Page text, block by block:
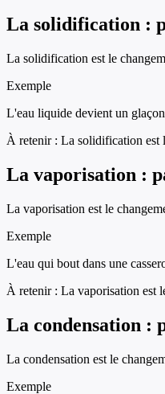
La solidification :
La solidification est le
Exemple
L'eau liquide devient un
À retenir : La solidification est
La vaporisation :
La vaporisation est le
Exemple
L'eau qui bout dans une
À retenir : La vaporisation est
La condensation :
La condensation est le
Exemple